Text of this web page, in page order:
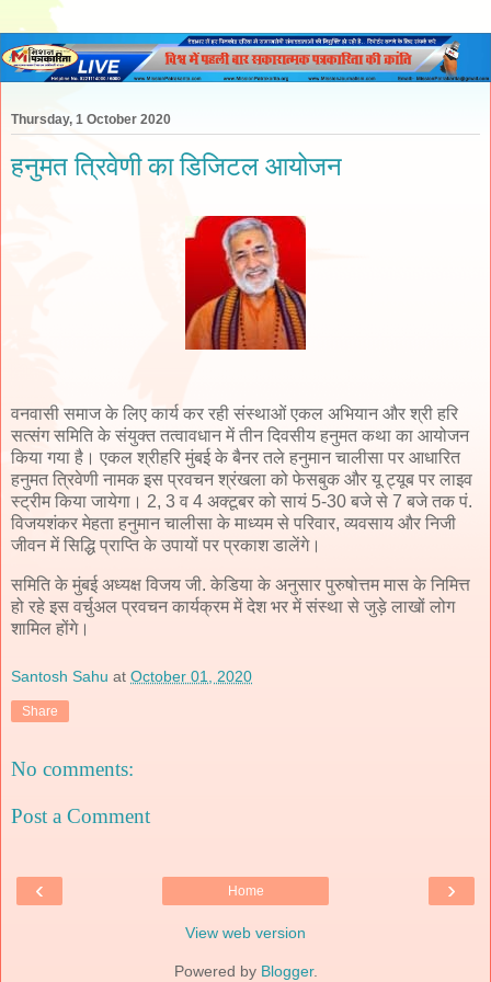
Thursday, 1 October 2020
हनुमत त्रिवेणी का डिजिटल आयोजन
वनवासी समाज के लिए कार्य कर रही संस्थाओं एकल अभियान और श्री हरि
सत्संग समिति के संयुक्त तत्वावधान में तीन दिवसीय हनुमत कथा का आयोजन
किया गया है। एकल श्रीहरि मुंबई के बैनर तले हनुमान चालीसा पर आधारित
हनुमत त्रिवेणी नामक इस प्रवचन श्रंखला को फेसबुक और यू ट्यूब पर लाइव
स्ट्रीम किया जायेगा। 2, 3 व 4 अक्टूबर को सायं 5-30 बजे से 7 बजे तक पं.
विजयशंकर मेहता हनुमान चालीसा के माध्यम से परिवार, व्यवसाय और निजी
जीवन में सिद्धि प्राप्ति के उपायों पर प्रकाश डालेंगे।
समिति के मुंबई अध्यक्ष विजय जी. केडिया के अनुसार पुरुषोत्तम मास के निमित्त
हो रहे इस वर्चुअल प्रवचन कार्यक्रम में देश भर में संस्था से जुड़े लाखों लोग
शामिल होंगे।
Santosh Sahu at October 01, 2020
Share
No comments:
Post a Comment
‹ ›
Home
View web version
Powered by Blogger.